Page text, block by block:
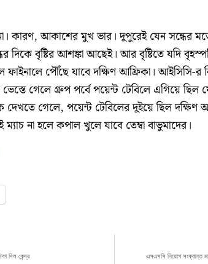
কারণ, আকাশের মুখ ভার। দুপুরেই যেন সন্ধের
দিকে বৃষ্টির আশঙ্কা আছেই। আর বৃষ্টিতে যদি
ফাইনালে পৌঁছে যাবে দক্ষিণ আফ্রিকা।
ভেস্তে গেলে গ্রুপ পর্বে পয়েন্ট টেবিলে এগিয়ে
গেলে, পয়েন্ট টেবিলের দুইয়ে ছিল দক্ষিণ
না হলে কপাল খুলে যাবে তেম্বা বাভুমাদের।
দিল কেন্দ্র এসএসসি নিয়োগ সংক্রান্ত